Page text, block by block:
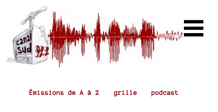
Émissions de A à Z grille podcast